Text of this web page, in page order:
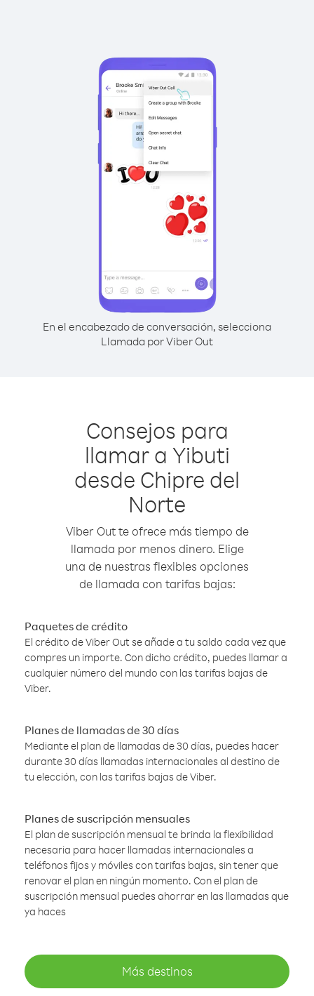
En el encabezado de conversación, selecciona
Llamada por Viber Out
Consejos para
llamar a Yibuti
desde Chipre del
Norte
Viber Out te ofrece más tiempo de
llamada por menos dinero. Elige
una de nuestras flexibles opciones
de llamada con tarifas bajas:
Paquetes de crédito
El crédito de Viber Out se añade a tu saldo cada vez que
compres un importe. Con dicho crédito, puedes llamar a
cualquier número del mundo con las tarifas bajas de
Viber.
Planes de llamadas de 30 días
Mediante el plan de llamadas de 30 días, puedes hacer
durante 30 días llamadas internacionales al destino de
tu elección, con las tarifas bajas de Viber.
Planes de suscripción mensuales
El plan de suscripción mensual te brinda la flexibilidad
necesaria para hacer llamadas internacionales a
teléfonos fijos y móviles con tarifas bajas, sin tener que
renovar el plan en ningún momento. Con el plan de
suscripción mensual puedes ahorrar en las llamadas que
ya haces
Más destinos